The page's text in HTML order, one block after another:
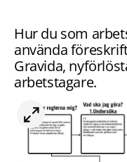
Hur du som
använda
Gravida,
arbetstagare.